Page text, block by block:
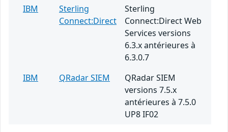
IBM
Sterling
Connect:Direct
Sterling
Connect:Direct Web
Services versions
6.3.x antérieures à
6.3.0.7
IBM
QRadar SIEM
QRadar SIEM
versions 7.5.x
antérieures à 7.5.0
UP8 IF02